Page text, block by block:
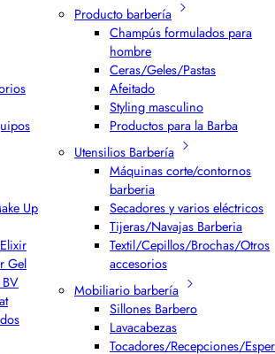
Up
Gel
Producto barbería
Champús formulados para
hombre
Ceras/Geles/Pastas
Afeitado
Styling masculino
Productos para la Barba
Utensilios Barbería
Máquinas corte/contornos
barberia
Secadores y varios eléctricos
Tijeras/Navajas Barberia
Textil/Cepillos/Brochas/Otros
accesorios
Mobiliario barbería
Sillones Barbero
Lavacabezas
Tocadores/Recepciones/